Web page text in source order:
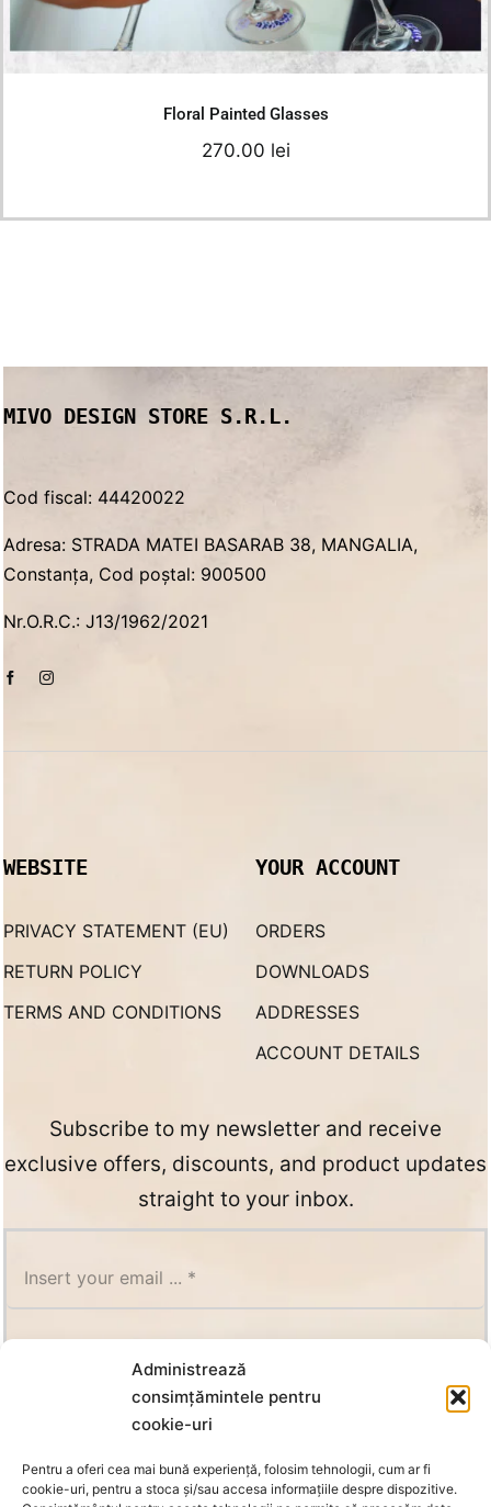
Administrează
consimțămintele pentru
cookie-uri
Pentru a oferi cea mai bună experiență, folosim tehnologii, cum ar fi
cookie-uri, pentru a stoca și/sau accesa informațiile despre dispozitive.
Add to cartDetails
Floral Painted Glasses
270.00 lei
MIVO DESIGN STORE S.R.L.
Cod fiscal: 44420022
Adresa: STRADA MATEI BASARAB 38, MANGALIA,
Constanța, Cod poștal: 900500
Nr.O.R.C.: J13/1962/2021
WEBSITE
PRIVACY STATEMENT (EU)
RETURN POLICY
TERMS AND CONDITIONS
YOUR ACCOUNT
ORDERS
DOWNLOADS
ADDRESSES
ACCOUNT DETAILS
Subscribe to my newsletter and receive
exclusive offers, discounts, and product updates
straight to your inbox.
SUBSCRIBE